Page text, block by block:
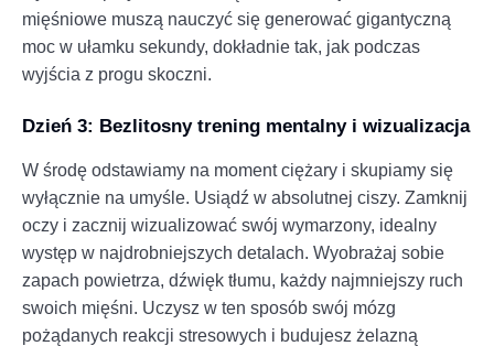
mięśniowe muszą nauczyć się generować gigantyczną
moc w ułamku sekundy, dokładnie tak, jak podczas
wyjścia z progu skoczni.
Dzień 3: Bezlitosny trening mentalny i wizualizacja
W środę odstawiamy na moment ciężary i skupiamy się
wyłącznie na umyśle. Usiądź w absolutnej ciszy. Zamknij
oczy i zacznij wizualizować swój wymarzony, idealny
występ w najdrobniejszych detalach. Wyobrażaj sobie
zapach powietrza, dźwięk tłumu, każdy najmniejszy ruch
swoich mięśni. Uczysz w ten sposób swój mózg
pożądanych reakcji stresowych i budujesz żelazną